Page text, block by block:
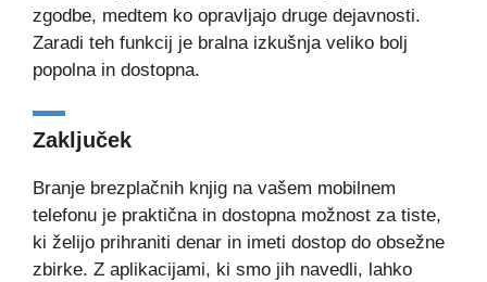
zgodbe, medtem ko opravljajo druge dejavnosti.
Zaradi teh funkcij je bralna izkušnja veliko bolj
popolna in dostopna.
Zaključek
Branje brezplačnih knjig na vašem mobilnem
telefonu je praktična in dostopna možnost za tiste,
ki želijo prihraniti denar in imeti dostop do obsežne
zbirke. Z aplikacijami, ki smo jih navedli, lahko